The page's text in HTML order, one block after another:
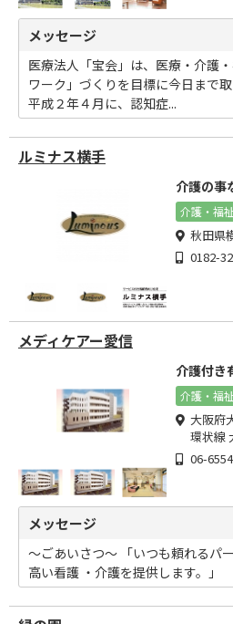
メッセージ
医療法人「宝会」は、医療・介護
ワーク」づくりを目標に今日まで
平成２年４月に、認知症...
ルミナス横手
介護の事
介護・福祉
秋田県
0182-
メディケアー愛信
介護付き
介護・福祉
大阪府
環状線
06-
メッセージ
～ごあいさつ～ 「いつも頼れるパ
高い看護 ・介護を提供します。」